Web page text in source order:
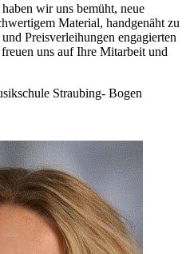
wir uns bemüht, neue
Material, handgenäht zu
Preisverleihungen engagierten
uns auf Ihre Mitarbeit und
Straubing- Bogen